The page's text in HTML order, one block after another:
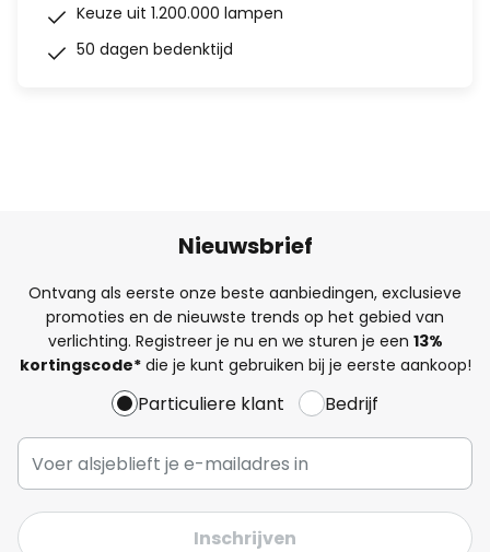
Keuze uit 1.200.000 lampen
50 dagen bedenktijd
Nieuwsbrief
Ontvang als eerste onze beste aanbiedingen, exclusieve
promoties en de nieuwste trends op het gebied van
verlichting. Registreer je nu en we sturen je een 13%
kortingscode*die je kunt gebruiken bij je eerste aankoop!
Particuliere klant Bedrijf
Inschrijven